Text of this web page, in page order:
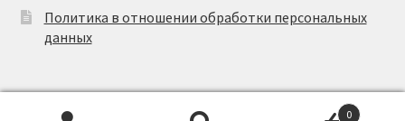
Политика в отношении обработки персональных
данных
0